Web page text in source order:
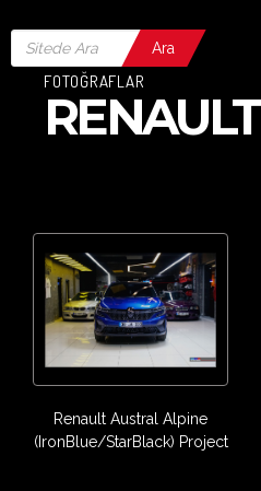
Ara
FOTOĞRAFLAR
RENAULT
Renault Austral Alpine
(IronBlue/StarBlack) Project